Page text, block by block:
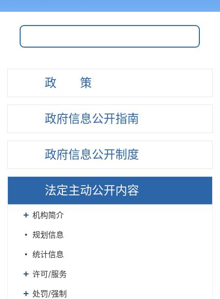
政策
政府信息公开指南
政府信息公开制度
法定主动公开内容
机构简介
规划信息
统计信息
许可/服务
处罚/强制